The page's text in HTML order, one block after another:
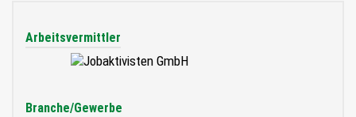
Arbeitsvermittler
Branche/Gewerbe